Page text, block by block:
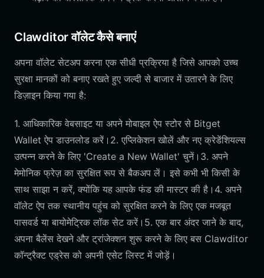
Clawditor वॉलेट कैसे बनाएं
अपना वॉलेट सेटअप करना एक सीधी प्रक्रिया है जिसे आपको उच्च
सुरक्षा मानकों को बनाए रखते हुए जल्दी से बाजार में उतारने के लिए
डिज़ाइन किया गया है:
1. आधिकारिक वेबसाइट या अपने मोबाइल ऐप स्टोर से Bitget
Wallet ऐप डाउनलोड करें।2. एप्लिकेशन खोलें और नए क्रेडेंशियल्स
उत्पन्न करने के लिए 'Create a New Wallet' चुनें।3. अपने
मेमोनिक फ्रेज़ का सुरक्षित रूप से बैकअप लें। इसे कभी भी किसी के
साथ साझा न करें, क्योंकि यह आपके फंड की मास्टर की है।4. अपने
वॉलेट ऐप तक स्थानीय पहुंच को सुरक्षित करने के लिए एक मजबूत
पासवर्ड या बायोमेट्रिक लॉक सेट करें।5. एक बार अंदर जाने के बाद,
अपना बैलेंस देखने और ट्रांजेक्शन शुरू करने के लिए बस Clawditor
कॉन्ट्रैक्ट एड्रेस को अपनी एसेट लिस्ट में जोड़ें।